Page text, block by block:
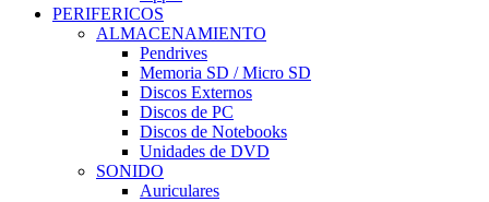
PERIFERICOS
ALMACENAMIENTO
Pendrives
Memoria SD / Micro SD
Discos Externos
Discos de PC
Discos de Notebooks
Unidades de DVD
SONIDO
Auriculares